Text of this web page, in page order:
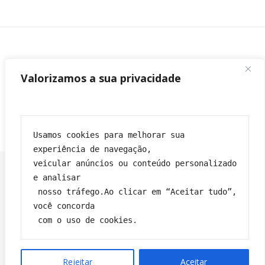
Valorizamos a sua privacidade
Usamos cookies para melhorar sua
experiência de navegação,
veicular anúncios ou conteúdo personalizado
e analisar
você concorda
com o uso de cookies.
Rejeitar Aceitar
Franciane|Tema Bard por WP Royal.
Política de privacidade
VOLTAR PARA O TOPO